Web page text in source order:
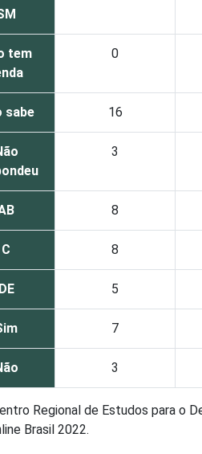
tem
0
sabe 16
3
8
C 8
DE 5
7
3
Regional de Estudos para
Brasil 2022.